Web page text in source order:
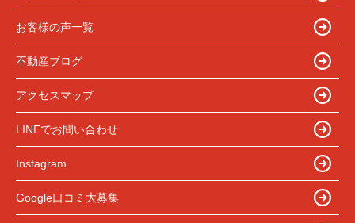
お客様の声一覧
不動産ブログ
アクセスマップ
LINEでお問い合わせ
Instagram
Google口コミ大募集